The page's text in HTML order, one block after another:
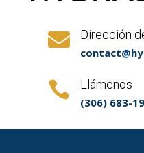
 Dirección
 Llámenos
(306) 683-